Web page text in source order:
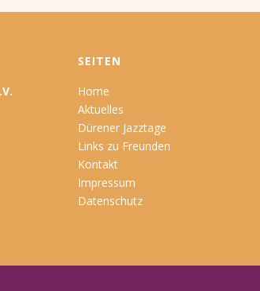
SEITEN
Home
Aktuelles
Dürener Jazztage
Links zu Freunden
Kontakt
Impressum
Datenschutz